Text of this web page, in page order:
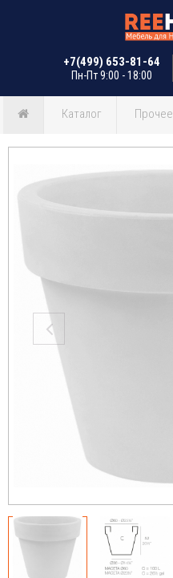
+7(499) 653-81-64
Пн-Пт 9:00 - 18:00
Каталог Прочее